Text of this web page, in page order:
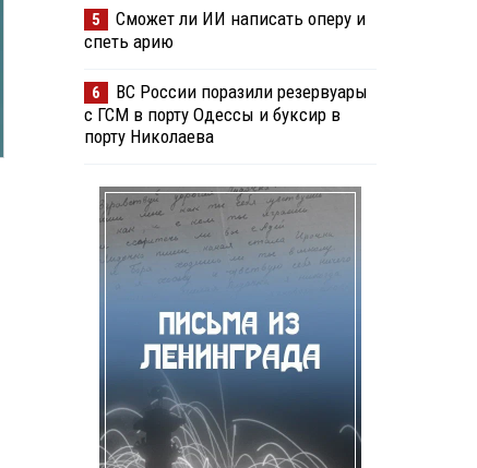
5
Сможет ли ИИ написать оперу и
спеть арию
6
ВС России поразили резервуары
с ГСМ в порту Одессы и буксир в
порту Николаева